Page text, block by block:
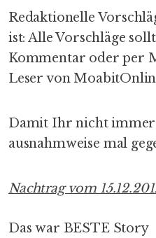
Redaktionelle
ist: Alle Vorschläge
Kommentar oder per
Leser von
Damit Ihr nicht immer
ausnahmweise mal
Nachtrag vom
Das war BESTE Story